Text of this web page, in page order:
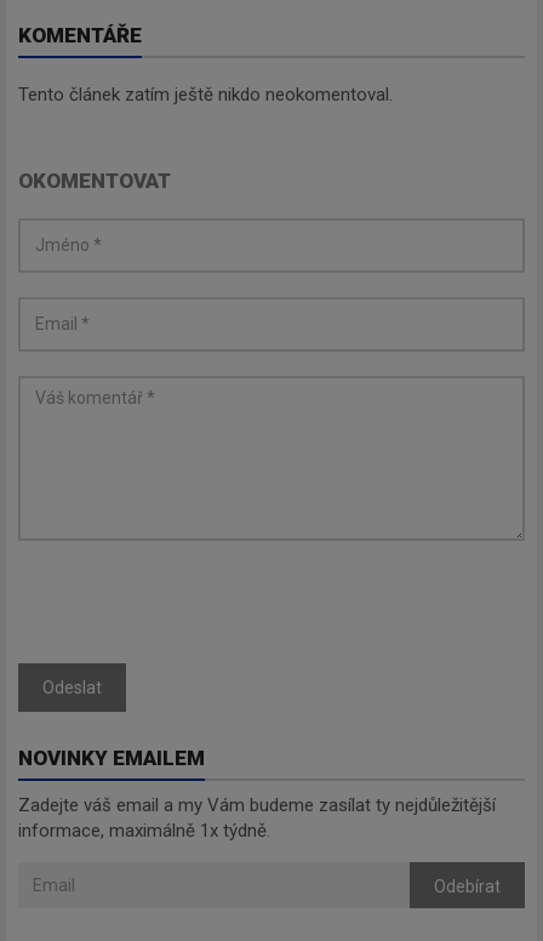
KOMENTÁŘE
Tento článek zatím ještě nikdo neokomentoval.
OKOMENTOVAT
Odeslat
NOVINKY EMAILEM
Zadejte váš email a my Vám budeme zasílat ty nejdůležitější
informace, maximálně 1x týdně.
Odebírat